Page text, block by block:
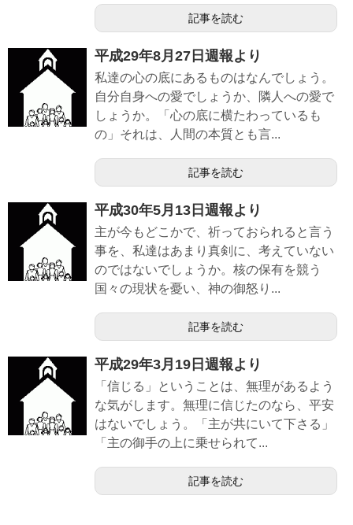
記事を読む
平成29年8月27日週報より
私達の心の底にあるものはなんでしょう。
自分自身への愛でしょうか、隣人への愛で
しょうか。「心の底に横たわっているも
の」それは、人間の本質とも言...
記事を読む
平成30年5月13日週報より
主が今もどこかで、祈っておられると言う
事を、私達はあまり真剣に、考えていない
のではないでしょうか。核の保有を競う
国々の現状を憂い、神の御怒り...
記事を読む
平成29年3月19日週報より
「信じる」ということは、無理があるよう
な気がします。無理に信じたのなら、平安
はないでしょう。「主が共にいて下さる」
「主の御手の上に乗せられて...
記事を読む